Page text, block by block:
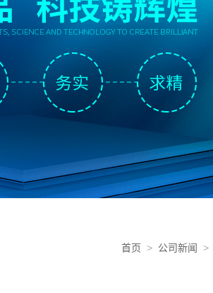
首页 > 公司新闻 >